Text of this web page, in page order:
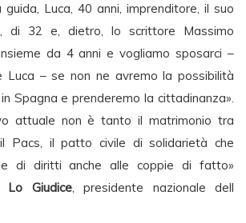
guida, Luca, 40 anni, imprenditore, il suo
di 32 e, dietro, lo scrittore Massimo
da 4 anni e vogliamo sposarci –
Luca – se non ne avremo la possibilità
Spagna e prenderemo la cittadinanza».
attuale non è tanto il matrimonio tra
Pacs, il patto civile di solidarietà che
di diritti anche alle coppie di fatto»
Lo Giudice, presidente nazionale dell